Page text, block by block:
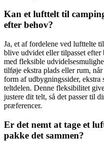
Kan et lufttelt til
efter behov?
Ja, et af fordelene ved lufttelte
blive udvidet eller tilpasset
med fleksible
tilføje ekstra plads eller rum,
form af udbygningssider,
teltdelen. Denne fleksibilitet
justere dit telt, så det passer til
præferencer.
Er det nemt at tage et
pakke det sammen?